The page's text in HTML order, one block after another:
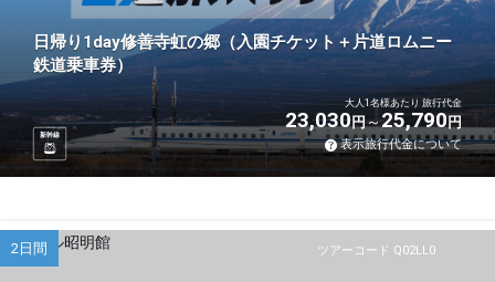
日帰り1day修善寺虹の郷（入園チケット＋片道ロムニー
鉄道乗車券）
新幹線
大人1名様あたり 旅行代金
23,030円 25,790円
表示旅行代金について
ツアーコード Q02LL0
2日間